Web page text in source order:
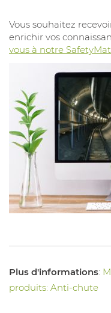
Vous souhaitez
enrichir vos
vous à notre
Plus d'informations:
produits: Anti-chute